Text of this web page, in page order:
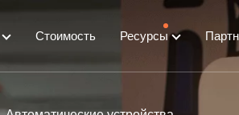
Стоимость Ресурсы